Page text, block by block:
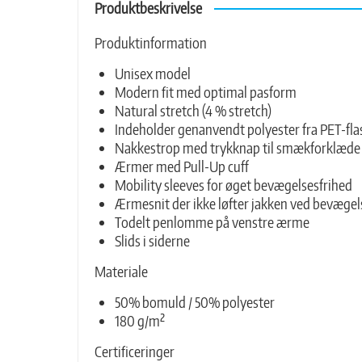
Produktbeskrivelse
Produktinformation
Unisex model
Modern fit med optimal pasform
Natural stretch (4 % stretch)
Indeholder genanvendt polyester fra PET-
Nakkestrop med trykknap til smækforklæde
Ærmer med Pull-Up cuff
Mobility sleeves for øget bevægelsesfrihed
Ærmesnit der ikke løfter jakken ved
Todelt penlomme på venstre ærme
Slids i siderne
Materiale
50% bomuld / 50% polyester
180 g/m²
Certificeringer